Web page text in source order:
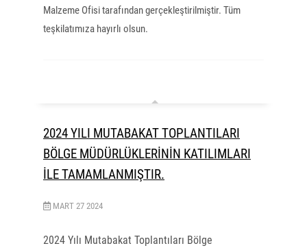
Malzeme Ofisi tarafından gerçekleştirilmiştir. Tüm
teşkilatımıza hayırlı olsun.
2024 YILI MUTABAKAT TOPLANTILARI
BÖLGE MÜDÜRLÜKLERİNİN KATILIMLARI
İLE TAMAMLANMIŞTIR.
MART 27 2024
2024 Yılı Mutabakat Toplantıları Bölge